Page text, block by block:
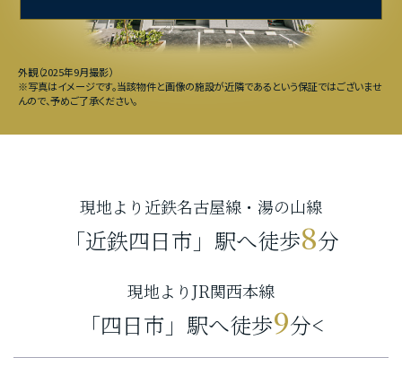
外観（2025年9月撮影）
※写真はイメージです。当該物件と画像の施設が近隣であるという保証ではございませ
んので、予めご了承ください。
現地より近鉄名古屋線・湯の山線
「近鉄四日市」駅へ徒歩8分
現地よりJR関西本線
「四日市」駅へ徒歩9分<